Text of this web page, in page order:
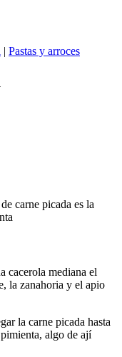
| Pastas y arroces
carne picada es la
cacerola mediana el
la zanahoria y el apio
la carne picada hasta
algo de ají